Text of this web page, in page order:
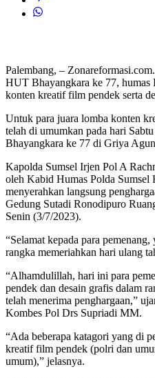
Palembang, –
HUT Bhayangkara ke 77, humas
konten kreatif film pendek serta
Untuk para juara lomba konten
telah di umumkan pada hari
Bhayangkara ke 77 di Griya
Kapolda Sumsel Irjen Pol A
oleh Kabid Humas Polda
menyerahkan langsung
Gedung Sutadi Ronodipuro
Senin (3/7/2023).
“Selamat kepada para
rangka memeriahkan hari ulang
“Alhamdulillah, hari ini para
pendek dan desain grafis dalam
telah menerima penghargaan,”
Kombes Pol Drs Supriadi MM.
“Ada beberapa katagori yang di
kreatif film pendek (polri dan
umum),” jelasnya.